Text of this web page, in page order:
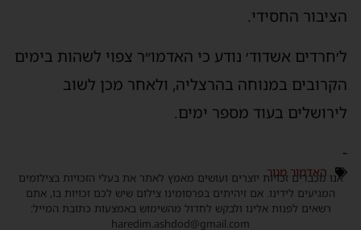
הציבור החסידי.
ל׳חרדים אשדוד׳ נודע כי האדמו״ר צפוי לשהות בימים
הקרובים במנוחה בהרצליה, ולאחר מכן לשוב
לירושלים בעוד מספר ימים.
-
האדמור מגור
אנו מכבדים זכויות יוצרים ועושים מאמץ לאתר את בעלי הזכויות בצילומים
המגיעים לידינו. אם זיהיתים בפרסומינו צילום שיש לכם זכויות בו, אתם
רשאים לפנות אלינו ולבקש לחדול מהשימוש באמצעות כתובת המייל:
haredim.ashdod@gmail.com